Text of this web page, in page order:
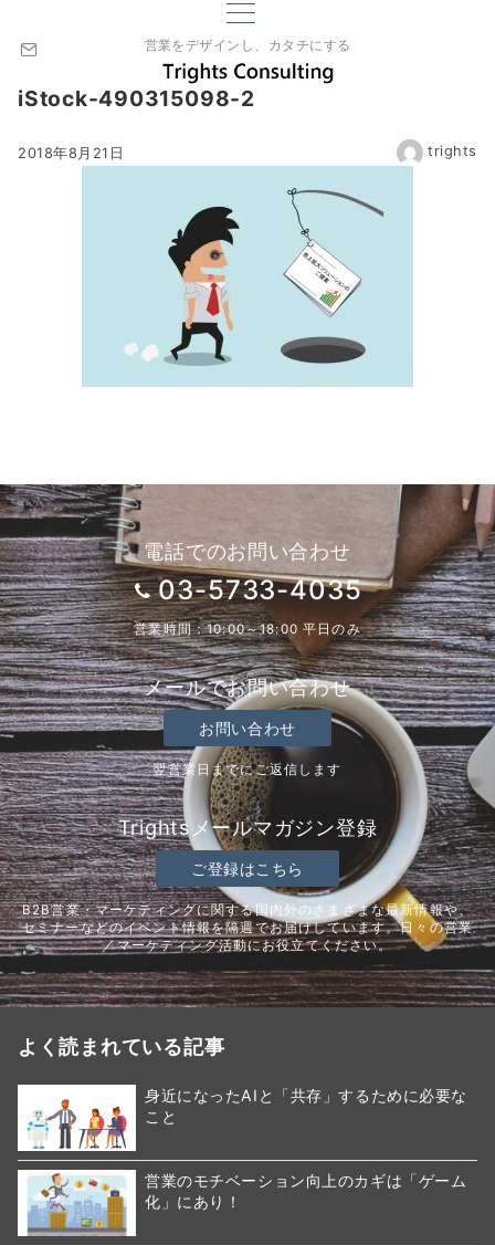
営業をデザインし、カタチにする
iStock-490315098-2
2018年8月21日 trights
電話でのお問い合わせ
03-5733-4035
営業時間：10:00～18:00 平日のみ
メールでお問い合わせ
お問い合わせ
翌営業日までにご返信します
Trightsメールマガジン登録
ご登録はこちら
B2B営業・マーケティングに関する国内外のさまざまな最新情報や、
セミナーなどのイベント情報を隔週でお届けしています。日々の営業
／マーケティング活動にお役立てください。
よく読まれている記事
身近になったAIと「共存」するために必要な
こと
営業のモチベーション向上のカギは「ゲーム
化」にあり！